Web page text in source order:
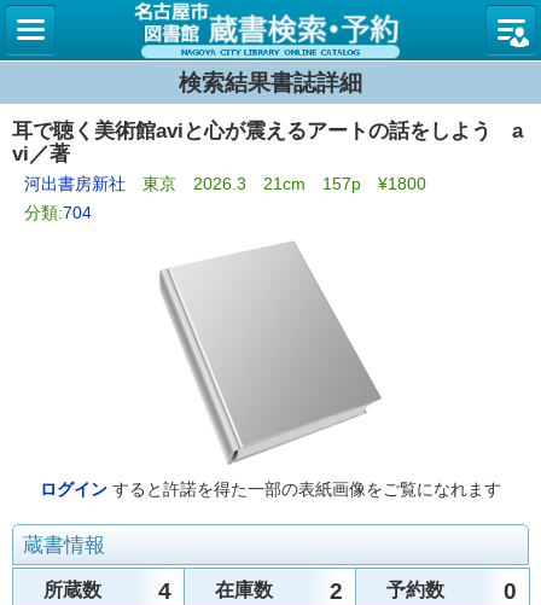
名古屋
検索結果書誌詳細
耳で聴く美術館aviと心が震えるアートの話をしよう a
vi／著
河出書房新社 東京 2026.3 21cm 157p ¥1800
分類:704
ログイン すると許諾を得た一部の表紙画像をご覧になれます
蔵書情報
所蔵数 4 在庫数 2 予約数 0